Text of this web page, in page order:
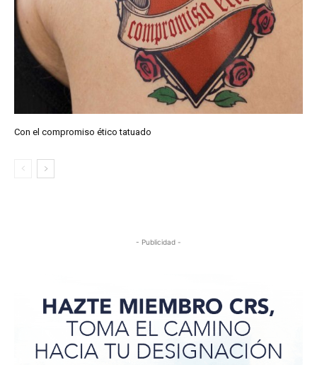
Con el compromiso ético tatuado
- Publicidad -